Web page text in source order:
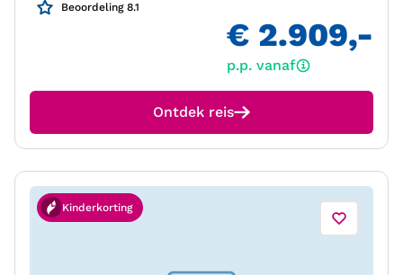
Beoordeling 8.1
€ 2.909,-
p.p. vanaf
Ontdek reis
Kinderkorting